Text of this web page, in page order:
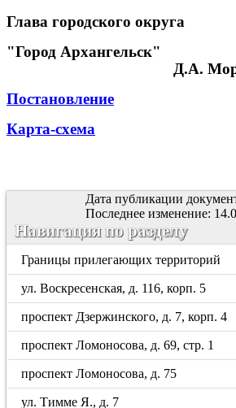
Глава городского округа
"Город Архангельск"
Д.А.
Постановление
Карта-схема
Дата публикации
Последнее изменение:
Навигация по разделу
Границы прилегающих территорий
ул. Воскресенская, д. 116, корп. 5
проспект Дзержинского, д. 7, корп. 4
проспект Ломоносова, д. 69, стр. 1
проспект Ломоносова, д. 75
ул. Тимме Я., д. 7